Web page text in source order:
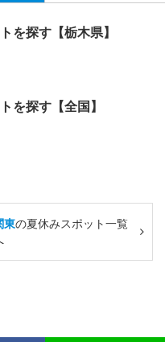
を探す【栃木県】
を探す【全国】
東の夏休みスポット一覧